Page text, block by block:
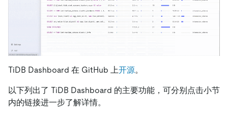
TiDB Dashboard 在 GitHub 上开源。
以下列出了 TiDB Dashboard 的主要功能，可分别点击小节
内的链接进一步了解详情。